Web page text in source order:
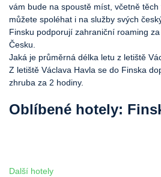
vám bude na spoustě míst, včetně
můžete spoléhat i na služby svých
Finsku podporují zahraniční roaming
Česku.
Jaká je průměrná délka letu z letiště
Z letiště Václava Havla se do Finska
zhruba za 2 hodiny.
Oblíbené hotely:
Další hotely